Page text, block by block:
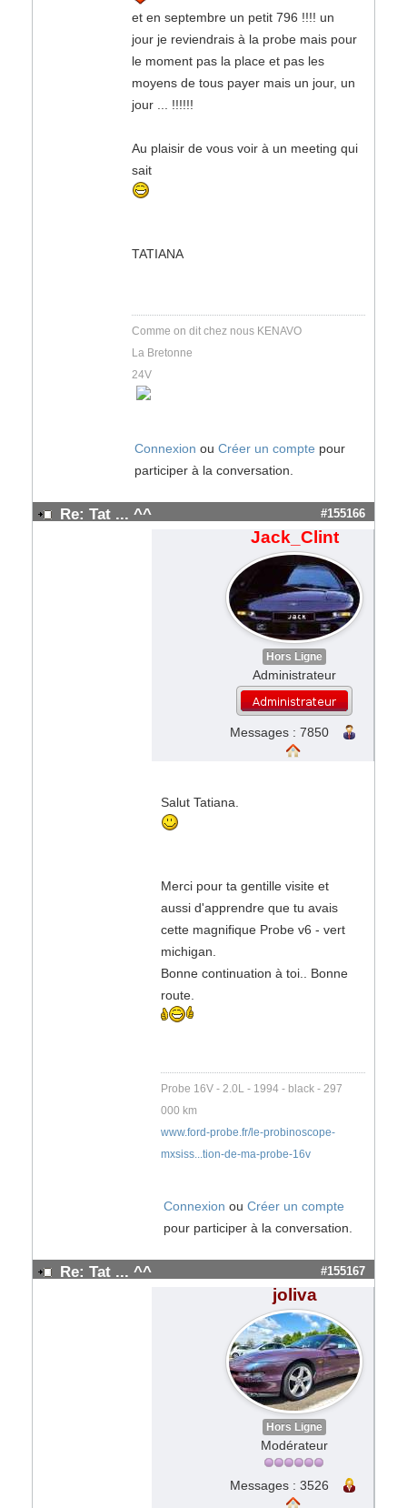
et en septembre un petit 796 !!!! un
jour je reviendrais à la probe mais pour
le moment pas la place et pas les
moyens de tous payer mais un jour, un
jour ... !!!!!!
Au plaisir de vous voir à un meeting qui
sait
TATIANA
Comme on dit chez nous KENAVO
La Bretonne
24V
Connexion ou Créer un compte pour
participer à la conversation.
Re: Tat ... ^^ #155166
Jack_Clint
Hors Ligne
Administrateur
Messages : 7850
Salut Tatiana.
Merci pour ta gentille visite et
aussi d'apprendre que tu avais
cette magnifique Probe v6 - vert
michigan.
Bonne continuation à toi.. Bonne
route.
Probe 16V - 2.0L - 1994 - black - 297
000 km
www.ford-probe.fr/le-probinoscope-
mxsiss...tion-de-ma-probe-16v
Connexion ou Créer un compte
pour participer à la conversation.
Re: Tat ... ^^ #155167
joliva
Hors Ligne
Modérateur
Messages : 3526